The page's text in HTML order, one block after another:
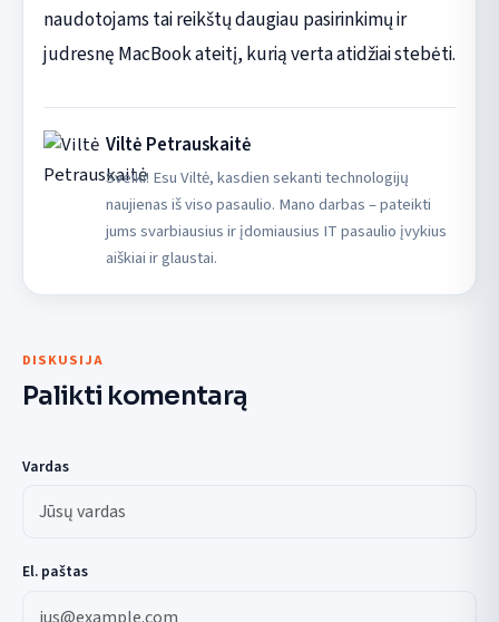
naudotojams tai reikštų daugiau pasirinkimų ir
judresnę MacBook ateitį, kurią verta atidžiai stebėti.
Viltė Petrauskaitė
Sveiki! Esu Viltė, kasdien sekanti technologijų
naujienas iš viso pasaulio. Mano darbas – pateikti
jums svarbiausius ir įdomiausius IT pasaulio įvykius
aiškiai ir glaustai.
DISKUSIJA
Palikti komentarą
Vardas
El. paštas